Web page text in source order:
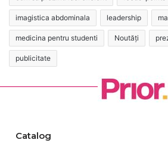
imagistica abdominala leadership
medicina pentru studenti Noutăți
publicitate
Catalog